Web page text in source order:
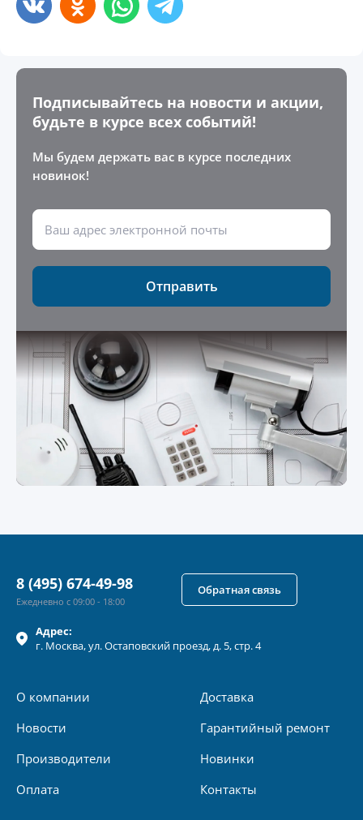
Подписывайтесь на новости и акции,
будьте в курсе всех событий!
Мы будем держать вас в курсе последних
новинок!
Отправить
Адрес:
г. Москва, ул.Остаповский проезд, д. 5, стр. 4
О компании
Новости
Производители
Оплата
Доставка
Гарантийный ремонт
Новинки
Контакты
8 (495) 674-49-98
Ежедневно с 09:00 - 18:00
Обратная связь